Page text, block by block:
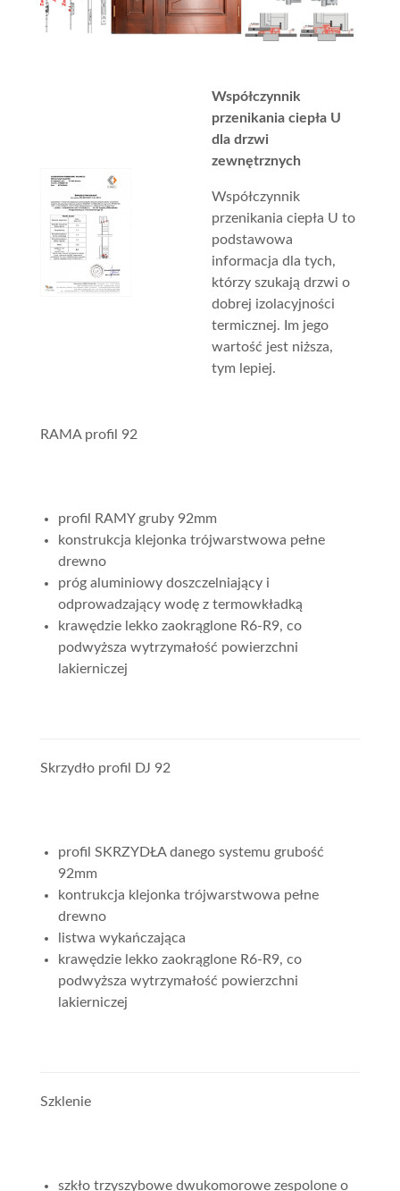
Współczynnik
przenikania ciepła U
dla drzwi
zewnętrznych
Współczynnik
przenikania ciepła U to
podstawowa
informacja dla tych,
którzy szukają drzwi o
dobrej izolacyjności
termicznej. Im jego
wartość jest niższa,
tym lepiej.
RAMA profil 92
profil RAMY gruby 92mm
konstrukcja klejonka trójwarstwowa pełne
drewno
próg aluminiowy doszczelniający i
odprowadzający wodę z termowkładką
krawędzie lekko zaokrąglone R6-R9, co
podwyższa wytrzymałość powierzchni
lakierniczej
Skrzydło profil DJ 92
profil SKRZYDŁA danego systemu grubość
92mm
kontrukcja klejonka trójwarstwowa pełne
drewno
listwa wykańczająca
krawędzie lekko zaokrąglone R6-R9, co
podwyższa wytrzymałość powierzchni
lakierniczej
Szklenie
szkło trzyszybowe dwukomorowe zespolone o